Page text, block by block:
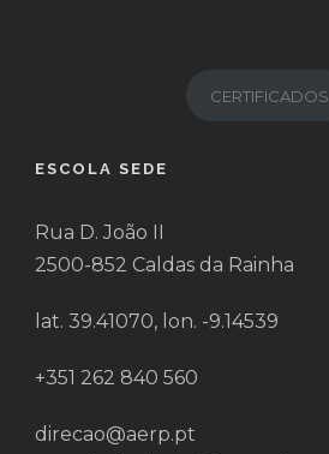
CERTIFICADOS
ESCOLA SEDE
Rua D. João II
2500-852 Caldas da Rainha
lat. 39.41070, lon. -9.14539
+351 262 840 560
direcao@aerp.pt